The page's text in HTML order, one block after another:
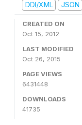
DDI/XML
JSON
CREATED ON
Oct 15, 2012
LAST MODIFIED
Oct 26, 2015
PAGE VIEWS
6431448
DOWNLOADS
41735